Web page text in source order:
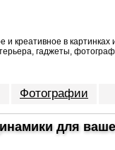
креативное в
гаджеты,
Фотографии
для